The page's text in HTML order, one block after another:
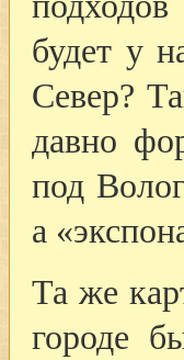
будет у
Север?
давно
под
а
Та же
городе